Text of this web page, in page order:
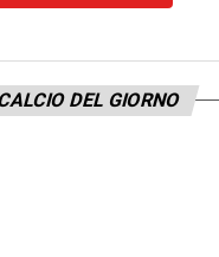
DEL GIORNO